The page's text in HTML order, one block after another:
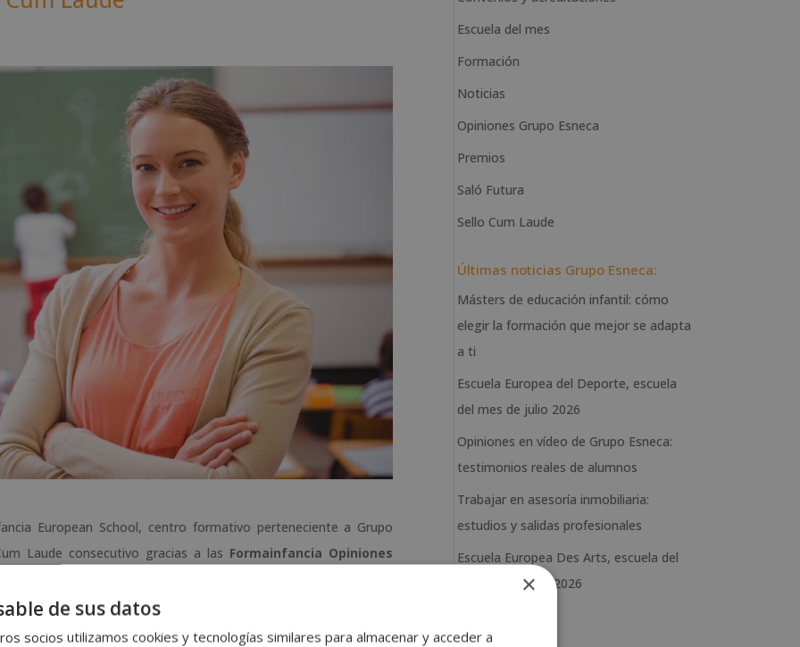
European School, centro formativo perteneciente a Grupo
Laude consecutivo gracias a las Formainfancia Opiniones
en Educación, Pedagogía y Psicología
Escuela del mes
Formación
Noticias
Opiniones Grupo Esneca
Premios
Saló Futura
Sello Cum Laude
Últimas noticias Grupo Esneca:
Másters de educación infantil: cómo
elegir la formación que mejor se adapta
a ti
Escuela Europea del Deporte, escuela
del mes de julio 2026
Opiniones en vídeo de Grupo Esneca:
testimonios reales de alumnos
Trabajar en asesoría inmobiliaria:
estudios y salidas profesionales
Escuela Europea Des Arts, escuela del
mes de junio de 2026
×
de sus datos
socios utilizamos cookies y tecnologías similares para almacenar y acceder a